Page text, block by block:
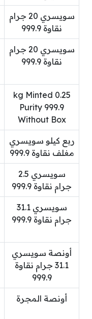
سويسري 20 جرام
نقاوة 999.9
سويسري 20 جرام
نقاوة 999.9
0.25 kg Minted
Purity 999.9
Without Box
ربع كيلو سويسري
مغلف نقاوة 999.9
سويسري 2.5
جرام نقاوة 999.9
سويسري 31.1
جرام نقاوة 999.9
أونصة سويسري
31.1 جرام نقاوة
999.9
أونصة المجرة